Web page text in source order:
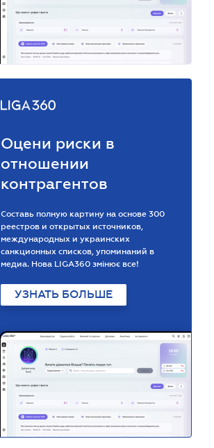
Оцени риски в
отношении
контрагентов
Составь полную картину на основе 300
реестров и открытых источников,
международных и украинских
санкционных списков, упоминаний в
медиа. Нова LIGA360 змінює все!
УЗНАТЬ БОЛЬШЕ